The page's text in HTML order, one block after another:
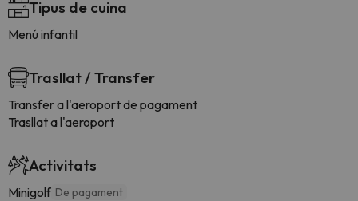
Tipus de cuina
Menú infantil
Trasllat / Transfer
Transfer a l'aeroport de pagament
Trasllat a l'aeroport
Activitats
Minigolf De pagament